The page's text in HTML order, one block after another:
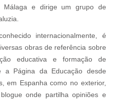
Málaga e dirige um grupo de
internacionalmente, é
obras de referência sobre
educativa e formação de
a Página da Educação desde
em Espanha como no exterior,
onde partilha opiniões e